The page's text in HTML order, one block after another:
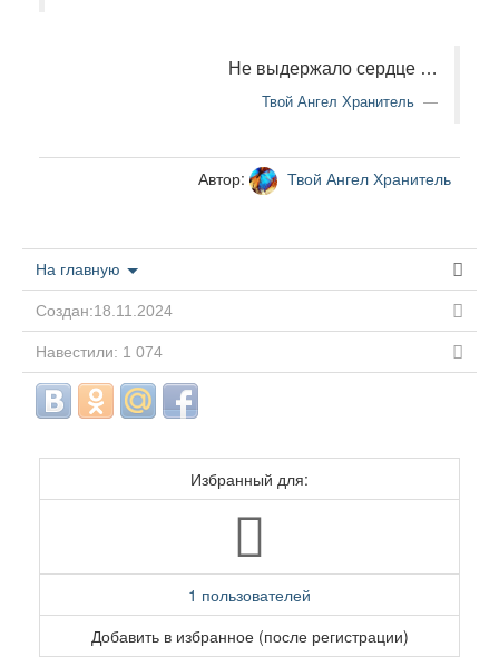
Не выдержало сердце …
Твой Ангел Хранитель
Автор: Твой Ангел Хранитель
На главную
Создан:18.11.2024
Навестили: 1 074
Избранный для:
1 пользователей
Добавить в избранное (после регистрации)